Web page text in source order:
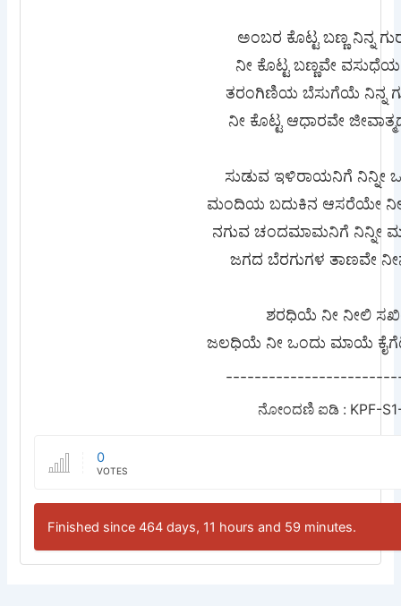
ಅಂಬರ ಕೊಟ್ಟ ಬಣ್ಣ ನಿನ್ನ
ನೀ ಕೊಟ್ಟ ಬಣ್ಣವೇ ವಸುಧೆಯ
ತರಂಗಿಣಿಯ ಬೆಸುಗೆಯೆ ನಿನ್ನ
ನೀ ಕೊಟ್ಟ ಆಧಾರವೇ
ಸುಡುವ ಇಳಿರಾಯನಿಗೆ ನಿನ್ನೀ
ಮಂದಿಯ ಬದುಕಿನ ಆಸರೆಯೇ
ನಗುವ ಚಂದಮಾಮನಿಗೆ ನಿನ್ನೀ
ಜಗದ ಬೆರಗುಗಳ ತಾಣವೇ
ಶರಧಿಯೆ ನೀ ನೀಲಿ
ಜಲಧಿಯೆ ನೀ ಒಂದು ಮಾಯೆ
ನೋಂದಣಿ ಐಡಿ : KPF-
0
VOTES
Finished since 464 days, 11 hours and 59 minutes.